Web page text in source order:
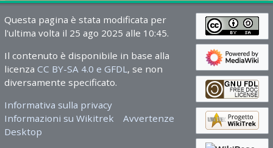
Questa pagina è stata modificata per
l'ultima volta il 25 ago 2025 alle 10:45.
Il contenuto è disponibile in base alla
licenza CC BY-SA 4.0 e GFDL, se non
diversamente specificato.
Informativa sulla privacy
Informazioni su Wikitrek
Avvertenze
Desktop